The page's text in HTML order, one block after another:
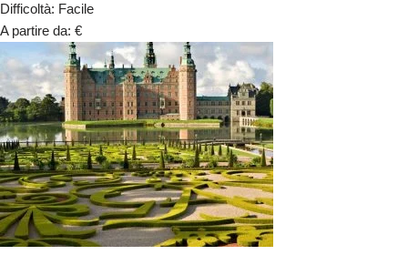
Difficoltà: Facile
A partire da: €